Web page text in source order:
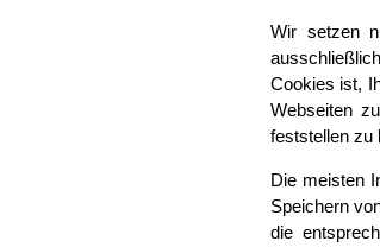
Wir setzen
Cookies ist,
Webseiten
feststellen zu
Die meisten
Speichern
die